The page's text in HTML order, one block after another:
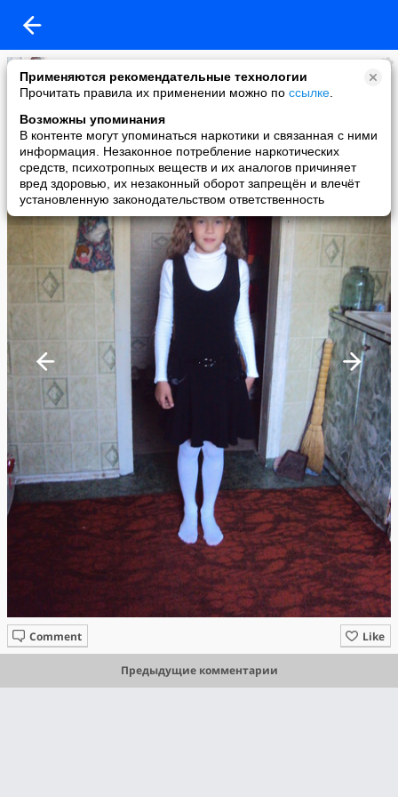
Применяются рекомендательные технологии
Прочитать правила их применении можно по ссылке
Возможны упоминания
В контенте могут упоминаться наркотики и связанная с ними
информация. Незаконное потребление наркотических
средств, психотропных веществ и их аналогов причиняет
вред здоровью, их незаконный оборот запрещён и влечёт
установленную законодательством ответственность
Татьяна Лыга
added a photo
17 Dec в 20:48
Like
Comment
Предыдущие комментарии